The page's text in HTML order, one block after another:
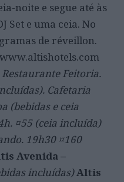
noite e segue até às
Set e uma ceia. No
de réveillon.
Restaurante Feitoria.
Cafetaria
(bebidas e ceia
¤55 (ceia incluída)
19h30 ¤160
Avenida –
incluídas)Altis